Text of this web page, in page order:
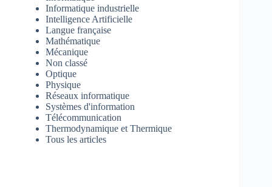
Informatique industrielle
Intelligence Artificielle
Langue française
Mathématique
Mécanique
Non classé
Optique
Physique
Réseaux informatique
Systèmes d'information
Télécommunication
Thermodynamique et Thermique
Tous les articles